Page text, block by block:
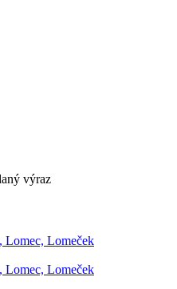
výraz
Lomec, Lomeček
Lomec, Lomeček